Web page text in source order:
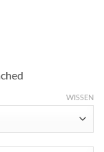
WISSEN